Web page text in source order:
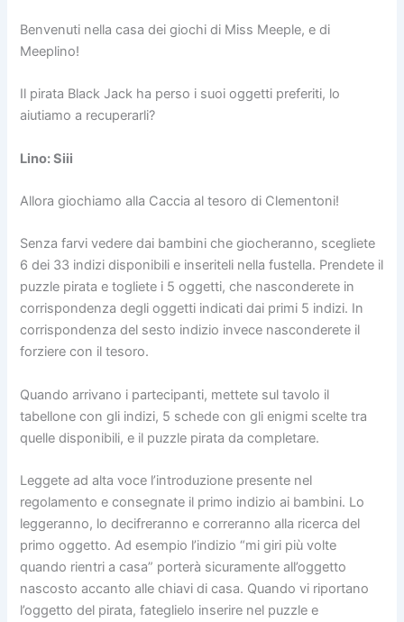
Benvenuti nella casa dei giochi di Miss Meeple, e di
Meeplino!
Il pirata Black Jack ha perso i suoi oggetti preferiti, lo
aiutiamo a recuperarli?
Lino: Siii
Allora giochiamo alla Caccia al tesoro di Clementoni!
Senza farvi vedere dai bambini che giocheranno, scegliete
6 dei 33 indizi disponibili e inseriteli nella fustella. Prendete il
puzzle pirata e togliete i 5 oggetti, che nasconderete in
corrispondenza degli oggetti indicati dai primi 5 indizi. In
corrispondenza del sesto indizio invece nasconderete il
forziere con il tesoro.
Quando arrivano i partecipanti, mettete sul tavolo il
tabellone con gli indizi, 5 schede con gli enigmi scelte tra
quelle disponibili, e il puzzle pirata da completare.
Leggete ad alta voce l’introduzione presente nel
regolamento e consegnate il primo indizio ai bambini. Lo
leggeranno, lo decifreranno e correranno alla ricerca del
primo oggetto. Ad esempio l’indizio “mi giri più volte
quando rientri a casa” porterà sicuramente all’oggetto
nascosto accanto alle chiavi di casa. Quando vi riportano
l’oggetto del pirata, fateglielo inserire nel puzzle e